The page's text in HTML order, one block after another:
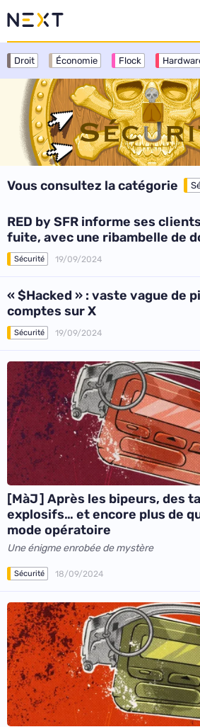
Droit Économie Flock
Vous consultez la catégorie
RED by SFR informe ses
fuite, avec une ribambelle de
Sécurité 19/09/2024
« $Hacked » : vaste vague de
comptes sur X
Sécurité 19/09/2024
[MàJ ] Après les bipeurs, des
explosifs… et encore plus de
mode opératoire
Une énigme enrobée de mystère
Sécurité 18/09/2024